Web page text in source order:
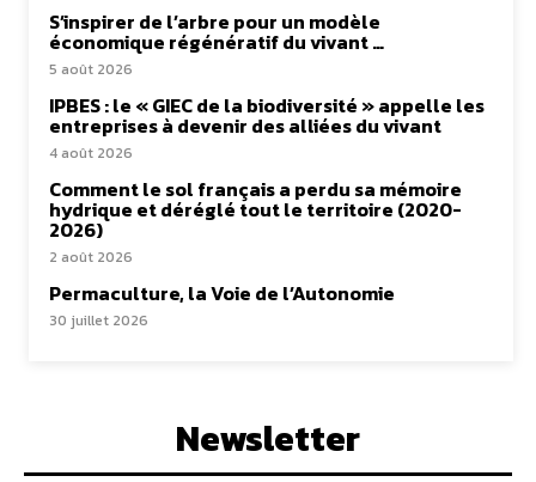
S’inspirer de l’arbre pour un modèle
économique régénératif du vivant …
5 août 2026
IPBES : le « GIEC de la biodiversité » appelle les
entreprises à devenir des alliées du vivant
4 août 2026
Comment le sol français a perdu sa mémoire
hydrique et déréglé tout le territoire (2020-
2026)
2 août 2026
Permaculture, la Voie de l’Autonomie
30 juillet 2026
Newsletter